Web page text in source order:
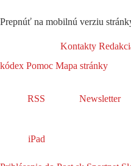
Prepnúť na mobilnú verziu
Kontakty
kódex Pomoc Mapa stránky
RSS Newsletter
iPad